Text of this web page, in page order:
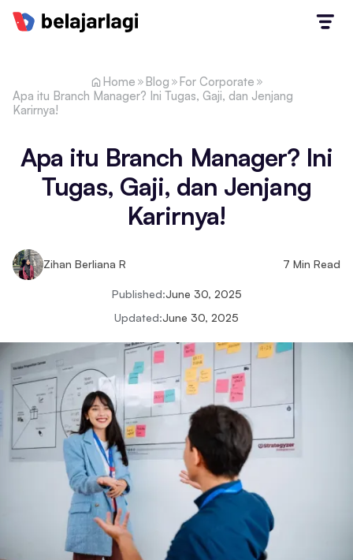
Home Blog
For Corporate
Apa itu Branch Manager? Ini Tugas, Gaji, dan Jenjang
Karirnya!
Apa itu Branch Manager? Ini
Tugas, Gaji, dan Jenjang
Karirnya!
Zihan Berliana R 7 Min Read
Published:June 30, 2025
Updated:June 30, 2025